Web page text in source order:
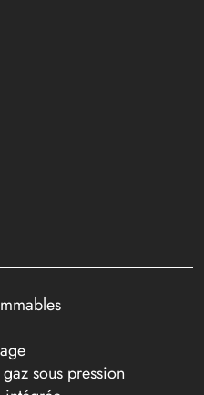
sous pression